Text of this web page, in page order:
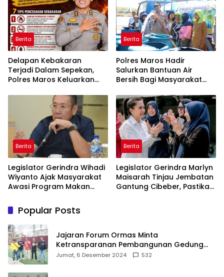
Berita
Delapan Kebakaran
Terjadi Dalam Sepekan,
Polres Maros Keluarkan
Masyarakat
Berita
Polres Maros Hadir
Salurkan Bantuan Air
Bersih Bagi Masyarakat
Di Maros
Berita
Legislator Gerindra Wihadi
Wiyanto Ajak Masyarakat
Awasi Program Makan
Sasaran
Berita
Legislator Gerindra Marlyn
Maisarah Tinjau Jembatan
Gantung Cibeber, Pastikan
Popular Posts
Jajaran Forum Ormas Minta
Ketransparanan Pembangunan Gedung
Damkar Di Kecamatan Cisoka
Jumat, 6 Desember 2024 532